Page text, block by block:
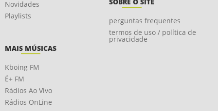
Novidades
Playlists
perguntas frequentes
termos de uso / política de
privacidade
MAIS MÚSICAS
Kboing FM
É+ FM
Rádios Ao Vivo
Rádios OnLine